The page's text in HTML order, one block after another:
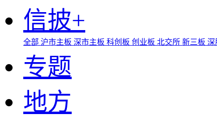
信披+
全部 沪市主板 深市主板 科创板 创业板 北交所 新三板
专题
地方